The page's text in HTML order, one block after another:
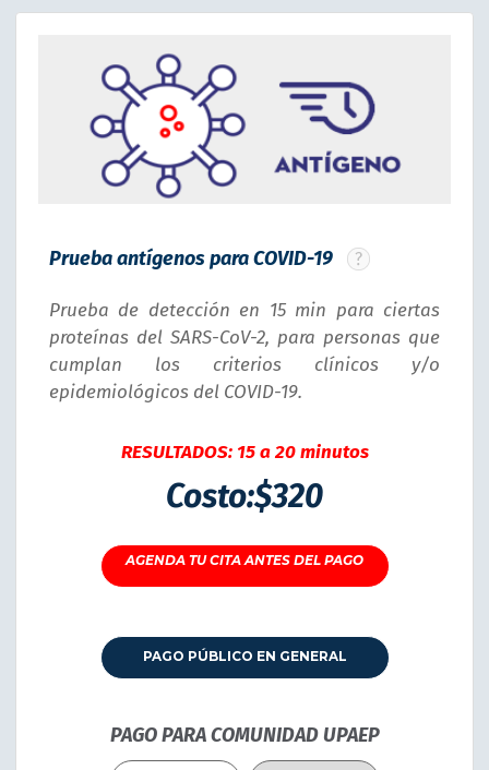
Prueba antígenos para COVID-19
Prueba de detección en 15 min para ciertas
proteínas del SARS-CoV-2, para personas que
cumplan los criterios clínicos y/o
epidemiológicos del COVID-19.
RESULTADOS: 15 a 20 minutos
Costo:$320
HORARIO PARA TOMA DE MUESTRAS:
AGENDA TU CITA ANTES DEL PAGO
PAGO PÚBLICO EN GENERAL
PAGO PARA COMUNIDAD UPAEP